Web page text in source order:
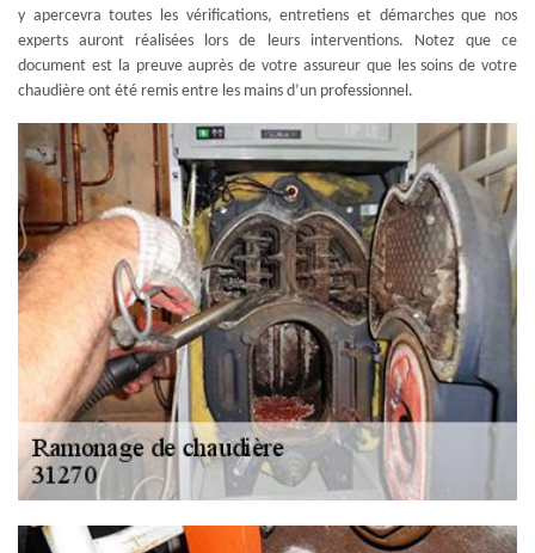
y apercevra toutes les vérifications, entretiens et démarches que nos
experts auront réalisées lors de leurs interventions. Notez que ce
document est la preuve auprès de votre assureur que les soins de votre
chaudière ont été remis entre les mains d’un professionnel.